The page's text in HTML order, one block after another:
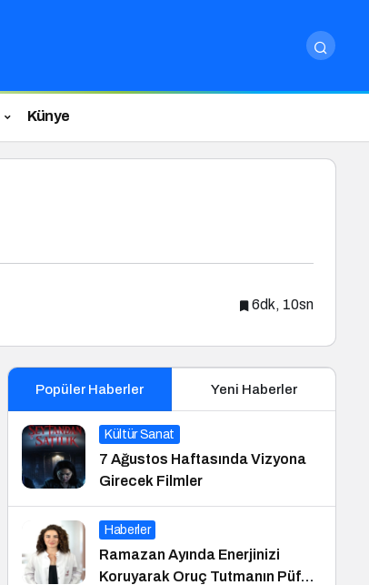
Künye
6dk, 10sn
Popüler Haberler Yeni Haberler
Kültür Sanat
7 Ağustos Haftasında Vizyona
Girecek Filmler
Haberler
Ramazan Ayında Enerjinizi
Koruyarak Oruç Tutmanın Püf